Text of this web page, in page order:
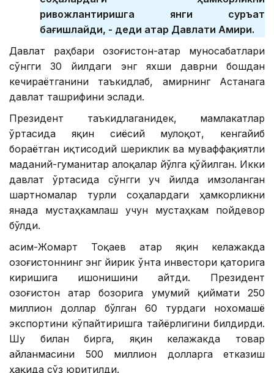
ривожлантиришга янги суръат
бағишлайди, - деди Қатар Давлати Амири.
Давлат раҳбари Қозоғистон-Қатар муносабатлари
сўнгги 30 йилдаги энг яхши даврни бошдан
кечираётганини таъкидлаб, амирнинг Астанага
давлат ташрифини эслади.
Президент таъкидлаганидек, мамлакатлар
ўртасида яқин сиёсий мулоқот, кенгайиб
бораётган иқтисодий шериклик ва муваффақиятли
маданий-гуманитар алоқалар йўлга қўйилган. Икки
давлат ўртасида сўнгги уч йилда имзоланган
шартномалар турли соҳалардаги ҳамкорликни
янада мустаҳкамлаш учун мустаҳкам пойдевор
бўлди.
Қасим-Жомарт Тоқаев Қатар яқин келажакда
Қозоғистоннинг энг йирик ўнта инвестори қаторига
киришига ишонишини айтди. Президент
Қозоғистон Қатар бозорига умумий қиймати 250
миллион доллар бўлган 60 турдаги нохомашё
экспортини кўпайтиришга тайёрлигини билдирди.
Шу билан бирга, яқин келажакда товар
айланмасини 500 миллион долларга етказиш
ҳақида сўз юритилди.